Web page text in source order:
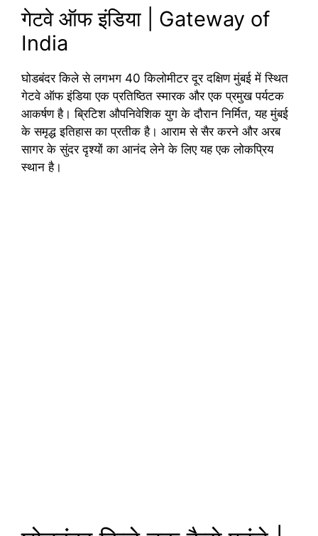
गेटवे ऑफ इंडिया | Gateway of
India
घोडबंदर किले से लगभग 40 किलोमीटर दूर दक्षिण मुंबई में स्थित
गेटवे ऑफ इंडिया एक प्रतिष्ठित स्मारक और एक प्रमुख पर्यटक
आकर्षण है। ब्रिटिश औपनिवेशिक युग के दौरान निर्मित, यह मुंबई
के समृद्ध इतिहास का प्रतीक है। आराम से सैर करने और अरब
सागर के सुंदर दृश्यों का आनंद लेने के लिए यह एक लोकप्रिय
स्थान है।